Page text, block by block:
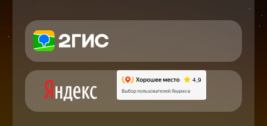
по ремонту в онлайн в чате
Блог статей - важное,
полезное, новое